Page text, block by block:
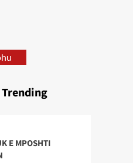
E MPOSHTI